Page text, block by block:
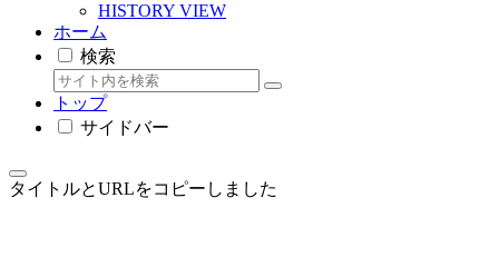
HISTORY VIEW
ホーム
検索
トップ
サイドバー
タイトルとURLをコピーしました